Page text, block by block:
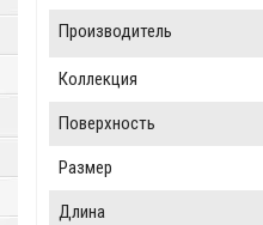
Производитель
Коллекция
Поверхность
Размер
Длина